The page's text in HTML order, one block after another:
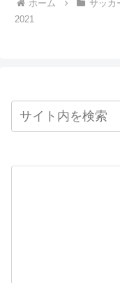
ホーム サッカ
2021